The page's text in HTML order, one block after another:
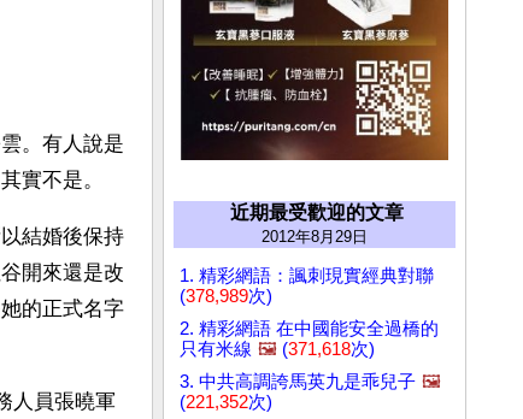
。有人說是
實不是。
結婚後保持
開來還是改
的正式名字
人員張曉軍
近期最受歡迎的文章
2012年8月29日
1. 精彩網語：諷刺現實經典對聯
(378,989次)
2. 精彩網語 在中國能安全過橋的
只有米線 🖼️ (371,618次)
3. 中共高調誇馬英九是乖兒子 🖼️
(221,352次)